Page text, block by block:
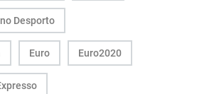
Desporto
Euro Euro2020